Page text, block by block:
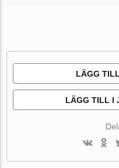
LÄGG
LÄGG TILL I